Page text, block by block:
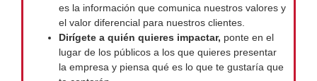
es la información que comunica nuestros valores y
el valor diferencial para nuestros clientes.
Dirígete a quién quieres impactar, ponte en el
lugar de los públicos a los que quieres presentar
la empresa y piensa qué es lo que te gustaría que